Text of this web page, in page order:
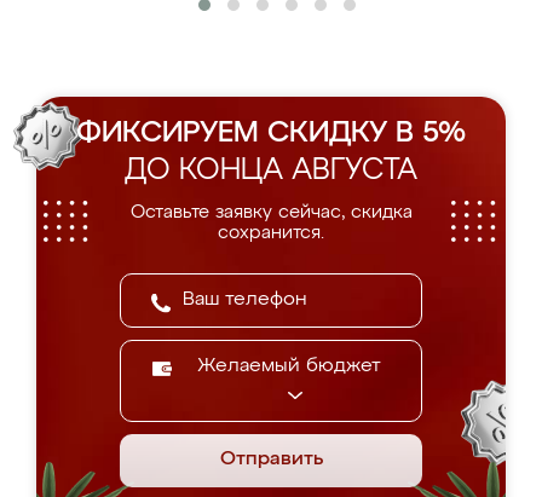
ФИКСИРУЕМ СКИДКУ В 5%
ДО КОНЦА АВГУСТА
Оставьте заявку сейчас, скидка
сохранится.
Желаемый бюджет
Отправить